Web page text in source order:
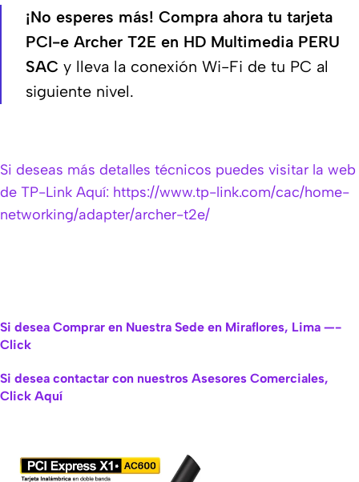
¡No esperes más! Compra ahora tu tarjeta
PCI-e Archer T2E en HD Multimedia PERU
SAC y lleva la conexión Wi-Fi de tu PC al
siguiente nivel.
Si deseas más detalles técnicos puedes visitar la web
de TP-Link Aquí: https://www.tp-link.com/cac/home-
networking/adapter/archer-t2e/
Si desea Comprar en Nuestra Sede en Miraflores, Lima —-
Click
Si desea contactar con nuestros Asesores Comerciales,
Click Aquí